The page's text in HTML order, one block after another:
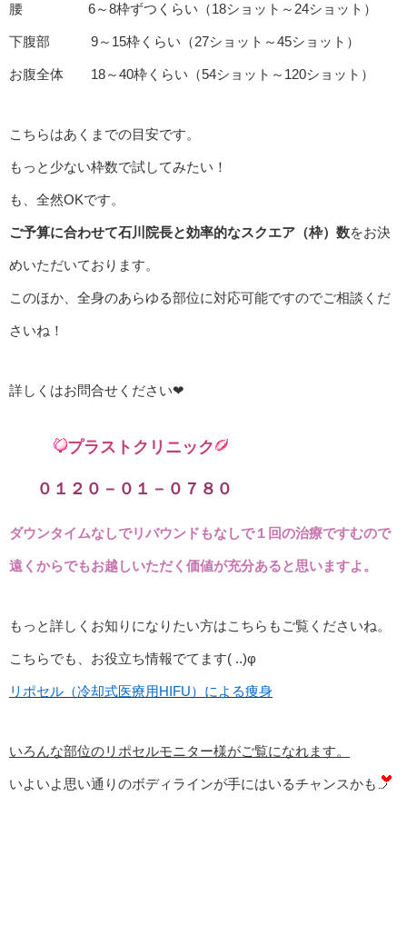
腰 6～8枠ずつくらい（18ショット～24ショット）
下腹部 9～15枠くらい（27ショット～45ショット）
お腹全体 18～40枠くらい（54ショット～120ショット）
こちらはあくまでの目安です。
もっと少ない枠数で試してみたい！
も、全然OKです。
ご予算に合わせて石川院長と効率的なスクエア（枠）数をお決
めいただいております。
このほか、全身のあらゆる部位に対応可能ですのでご相談くだ
さいね！
詳しくはお問合せください❤
プラストクリニック
０１２０－０１－０７８０
ダウンタイムなしでリバウンドもなしで１回の治療ですむので
遠くからでもお越しいただく価値が充分あると思いますよ。
もっと詳しくお知りになりたい方はこちらもご覧くださいね。
こちらでも、お役立ち情報でてます( ..)φ
リポセル（冷却式医療用HIFU）による痩身
いろんな部位のリポセルモニター様がご覧になれます。
いよいよ思い通りのボディラインが手にはいるチャンスかも